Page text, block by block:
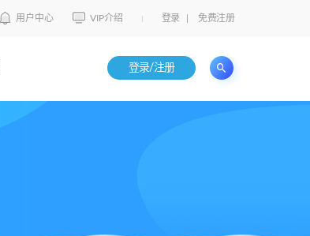
用户中心 VIP介绍 登录 免费注册
登录/注册